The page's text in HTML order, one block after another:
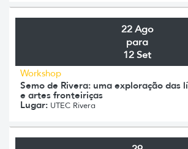
22 Ago
para
12 Set
Workshop
Semo de Rivera: uma exploração das
e artes fronteiriças
Lugar: UTEC Rivera